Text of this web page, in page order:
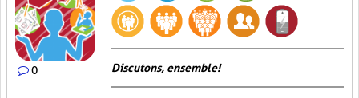
0 Discutons, ensemble!